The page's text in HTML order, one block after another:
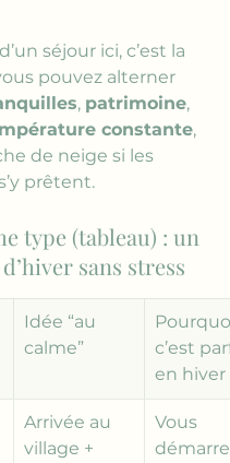
séjour ici, c’est la
pouvez alterner
, patrimoine,
constante,
de neige si les
prêtent.
type (tableau) : un
sans stress
Idée “au
calme”
Pourquoi
c’est
en hiver
Arrivée au
village +
Vous